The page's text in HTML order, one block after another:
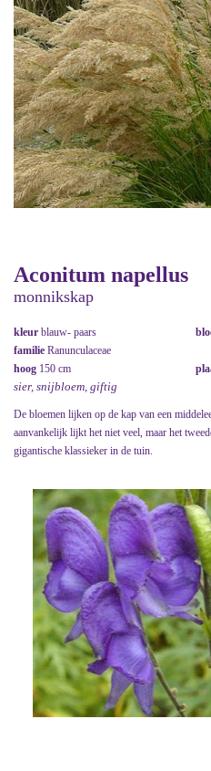
Aconitum napellus
monnikskap
kleur blauw- paars
familie Ranunculaceae
hoog 150 cm
sier, snijbloem, giftig
De bloemen lijken op de kap van een
aanvankelijk lijkt het niet veel, maar het
gigantische klassieker in de tuin.